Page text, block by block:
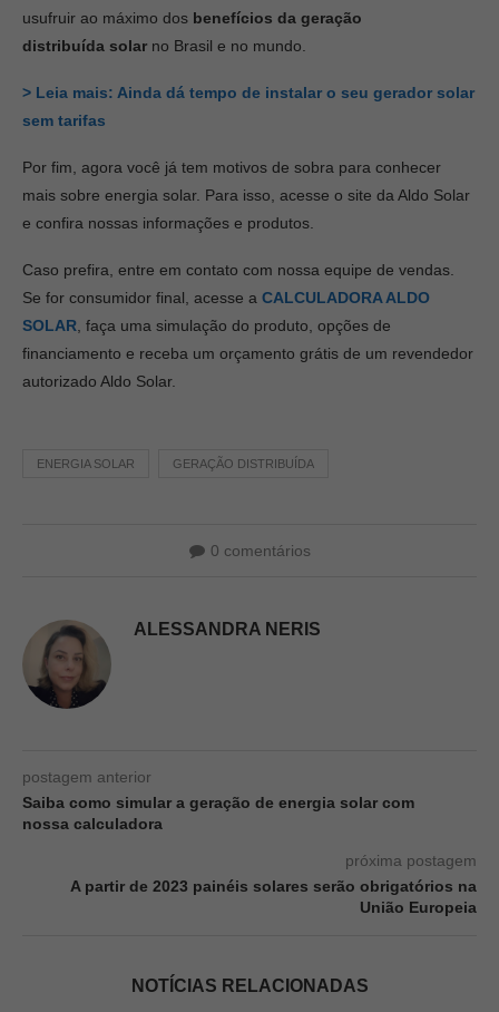
usufruir ao máximo dos benefícios da geração
distribuída solar no Brasil e no mundo.
> Leia mais: Ainda dá tempo de instalar o seu gerador solar
sem tarifas
Por fim, agora você já tem motivos de sobra para conhecer
mais sobre energia solar. Para isso, acesse o site da Aldo Solar
e confira nossas informações e produtos.
Caso prefira, entre em contato com nossa equipe de vendas.
Se for consumidor final, acesse a CALCULADORA ALDO
SOLAR , faça uma simulação do produto, opções de
financiamento e receba um orçamento grátis de um revendedor
autorizado Aldo Solar.
ENERGIA SOLAR GERAÇÃO DISTRIBUÍDA
0 comentários
ALESSANDRA NERIS
postagem anterior
Saiba como simular a geração de energia solar com
nossa calculadora
próxima postagem
A partir de 2023 painéis solares serão obrigatórios na
União Europeia
NOTÍCIAS RELACIONADAS